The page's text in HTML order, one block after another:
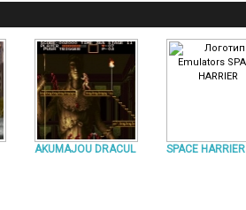
AKUMAJOU DRACUL SPACE HARRIER